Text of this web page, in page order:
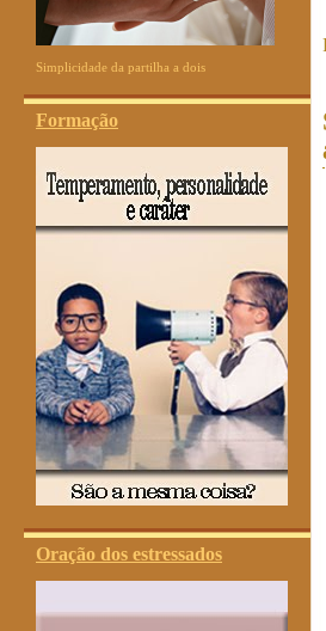
Simplicidade da partilha a dois
Formação
Oração dos estressados